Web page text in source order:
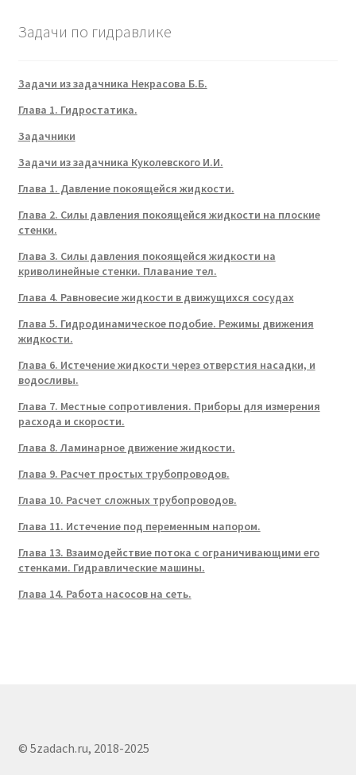
Задачи по гидравлике
Задачи из задачника Некрасова Б.Б.
Глава 1. Гидростатика.
Задачники
Задачи из задачника Куколевского И.И.
Глава 1. Давление покоящейся жидкости.
Глава 2. Силы давления покоящейся жидкости на плоские
стенки.
Глава 3. Силы давления покоящейся жидкости на
криволинейные стенки. Плавание тел.
Глава 4. Равновесие жидкости в движущихся сосудах
Глава 5. Гидродинамическое подобие. Режимы движения
жидкости.
Глава 6. Истечение жидкости через отверстия насадки, и
водосливы.
Глава 7. Местные сопротивления. Приборы для измерения
расхода и скорости.
Глава 8. Ламинарное движение жидкости.
Глава 9. Расчет простых трубопроводов.
Глава 10. Расчет сложных трубопроводов.
Глава 11. Истечение под переменным напором.
Глава 13. Взаимодействие потока с ограничивающими его
стенками. Гидравлические машины.
Глава 14. Работа насосов на сеть.
© 5zadach.ru, 2018-2025